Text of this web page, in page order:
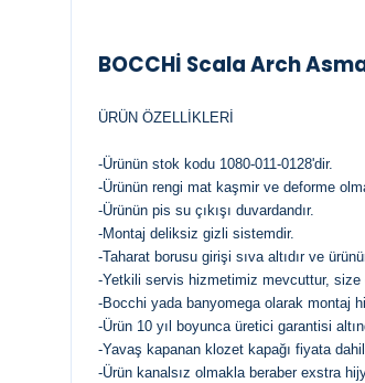
BOCCHİ Scala Arch
ÜRÜN ÖZELLİKLERİ
-Ürünün stok kodu 1080-011-0128'dir.
-Ürünün rengi mat kaşmir ve deforme
-Ürünün pis su çıkışı duvardandır.
-Montaj deliksiz gizli sistemdir.
-Taharat borusu girişi sıva altıdır ve
-Yetkili servis hizmetimiz mevcuttur,
-Bocchi yada banyomega olarak montaj
-Ürün 10 yıl boyunca üretici garantisi
-Yavaş kapanan klozet kapağı fiyata
-Ürün kanalsız olmakla beraber exstra